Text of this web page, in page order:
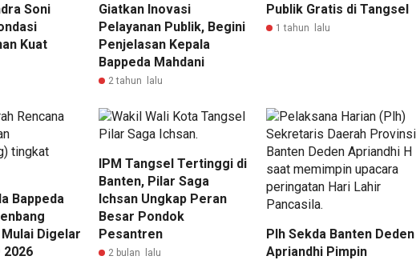
Soni
Kuat
Giatkan Inovasi
Pelayanan Publik, Begini
Penjelasan Kepala
Bappeda Mahdani
2 tahun lalu
Publik Gratis di Tangsel
1 tahun lalu
Bappeda
Digelar
2026
IPM Tangsel Tertinggi di
Banten, Pilar Saga
Ichsan Ungkap Peran
Besar Pondok
Pesantren
2 bulan lalu
Plh Sekda Banten Deden
Apriandhi Pimpin